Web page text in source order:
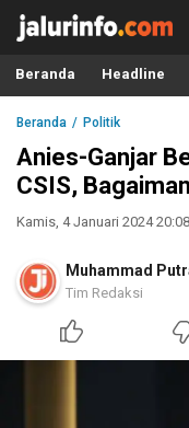
Info Terbaru, Berita
Terkini, Akurat dan
Beranda Headline
Beranda Politik
Anies-Ganjar
CSIS,
Kamis, 4 Januari 2024
Muhammad
Tim Redaksi